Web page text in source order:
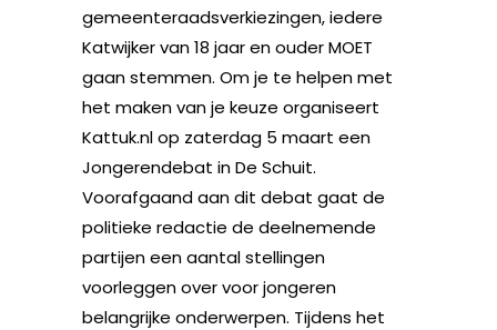
gemeenteraadsverkiezingen, iedere
Katwijker van 18 jaar en ouder MOET
gaan stemmen. Om je te helpen met
het maken van je keuze organiseert
Kattuk.nl op zaterdag 5 maart een
Jongerendebat in De Schuit.
Voorafgaand aan dit debat gaat de
politieke redactie de deelnemende
partijen een aantal stellingen
voorleggen over voor jongeren
belangrijke onderwerpen. Tijdens het